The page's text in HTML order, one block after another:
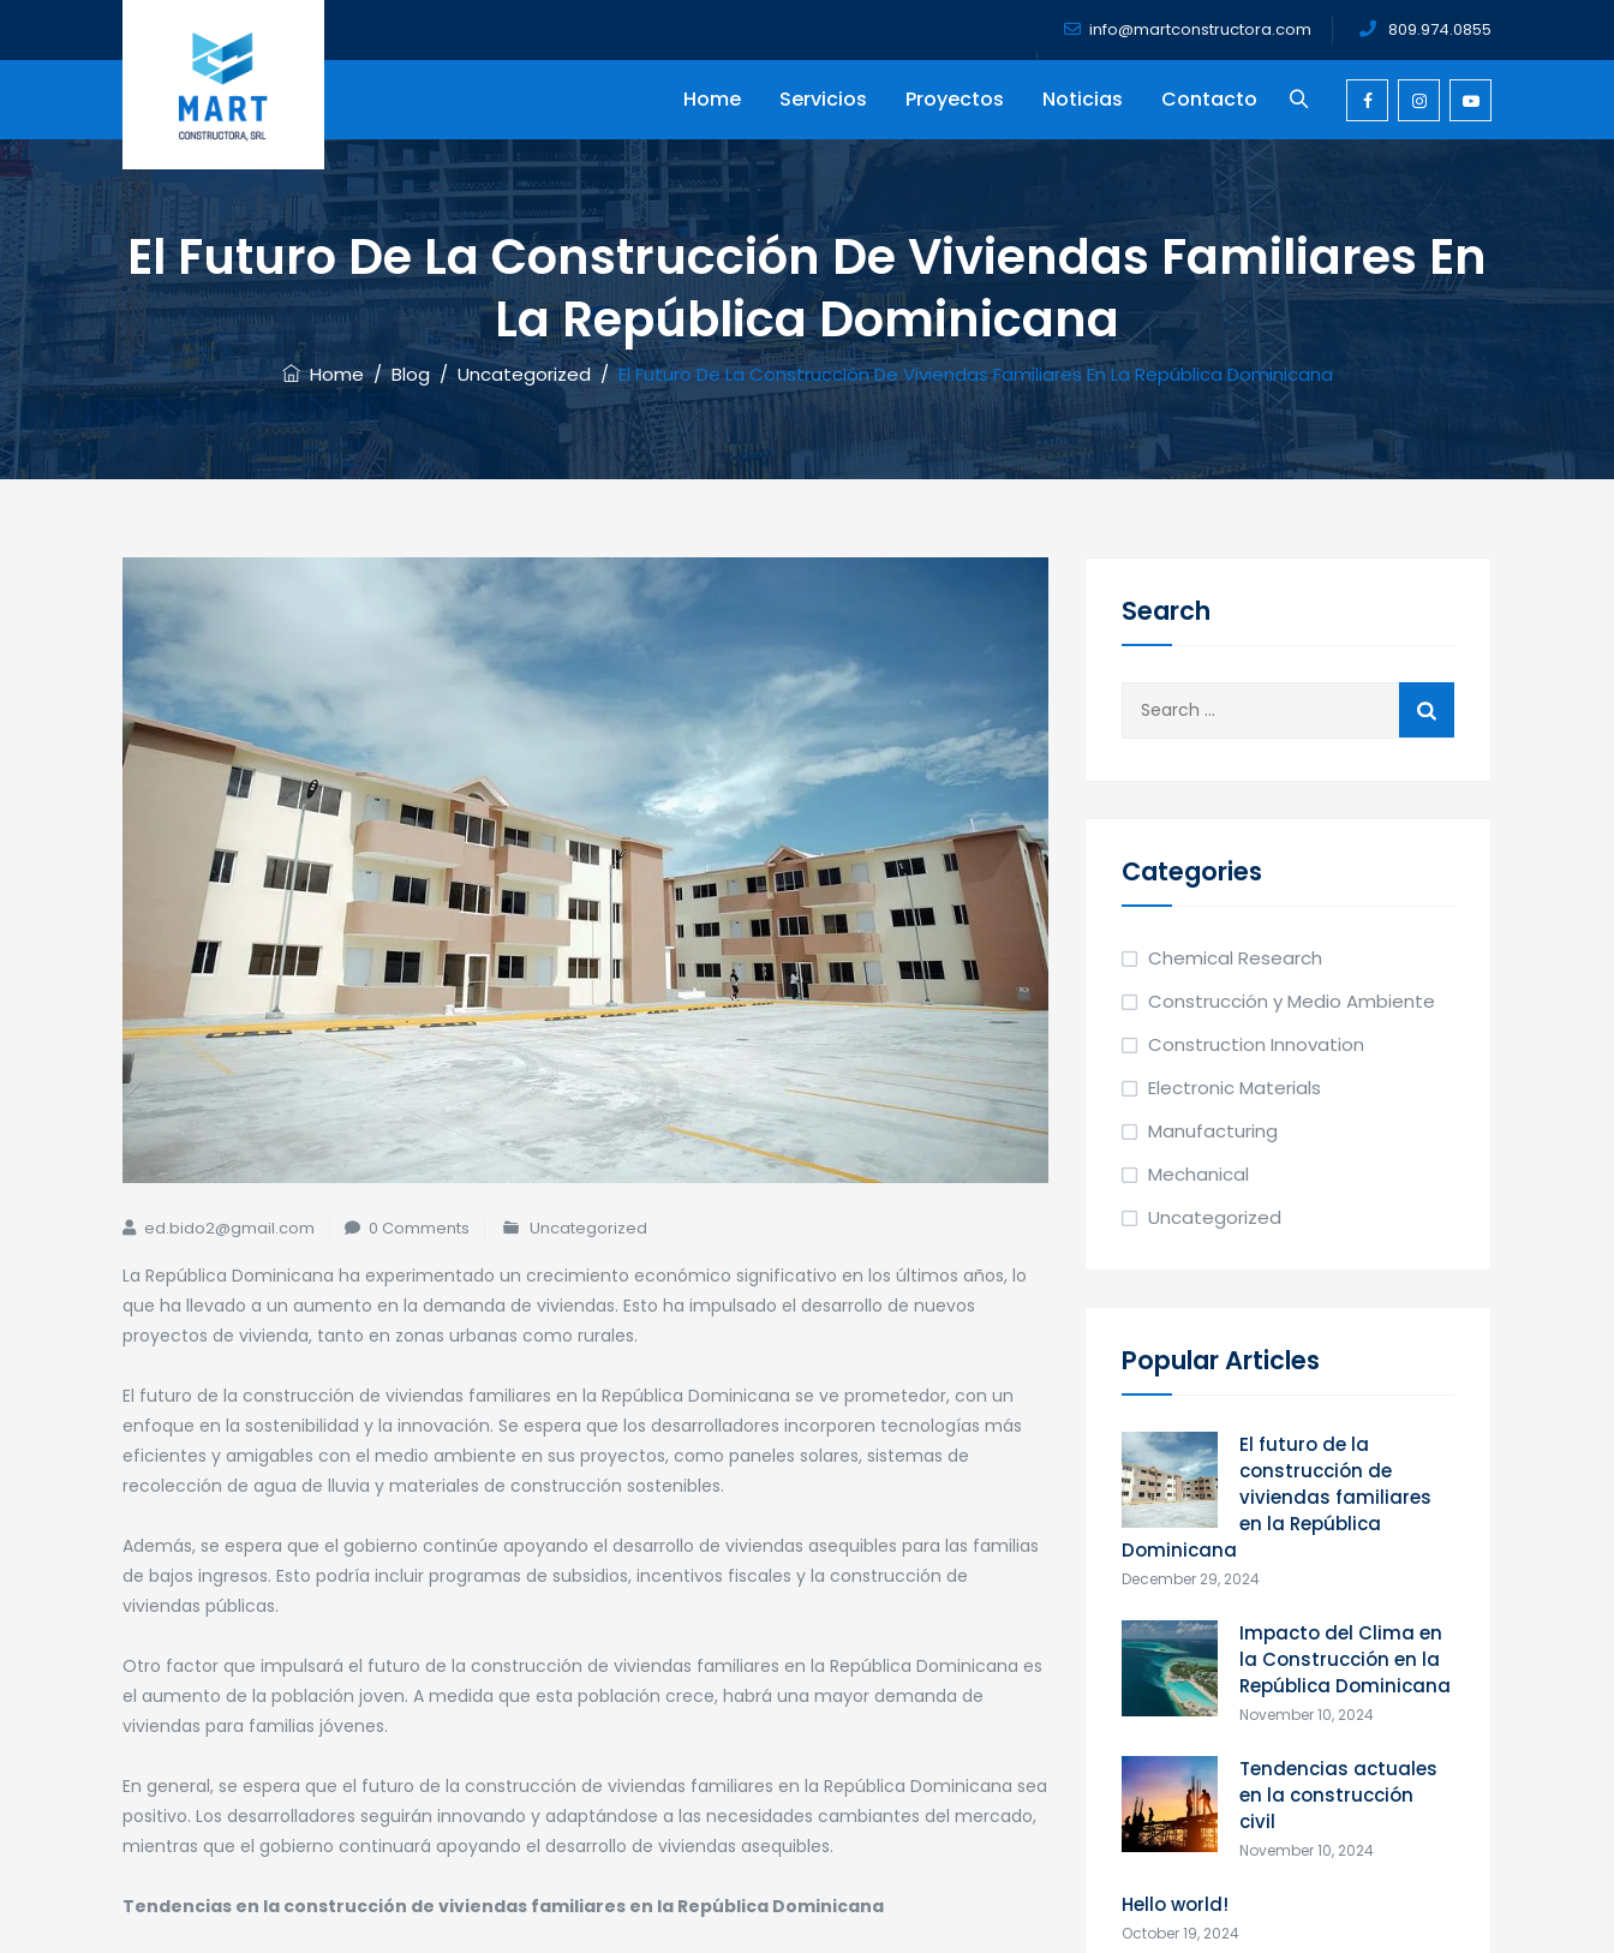
info@martconstructora.com 809.974.0855
Home Servicios Proyectos Noticias Contacto
El Futuro De La Construcción De Viviendas Familiares En
La República Dominicana
Home/Blog/ Uncategorized/El Futuro De La Construcción De Viviendas Familiares En La República Dominicana
ed.bido2@gmail.com 0 Comments Uncategorized
La República Dominicana ha experimentado un crecimiento económico significativo en los últimos años, lo
que ha llevado a un aumento en la demanda de viviendas. Esto ha impulsado el desarrollo de nuevos
proyectos de vivienda, tanto en zonas urbanas como rurales.
El futuro de la construcción de viviendas familiares en la República Dominicana se ve prometedor, con un
enfoque en la sostenibilidad y la innovación. Se espera que los desarrolladores incorporen tecnologías más
eficientes y amigables con el medio ambiente en sus proyectos, como paneles solares, sistemas de
recolección de agua de lluvia y materiales de construcción sostenibles.
Además, se espera que el gobierno continúe apoyando el desarrollo de viviendas asequibles para las familias
de bajos ingresos. Esto podría incluir programas de subsidios, incentivos fiscales y la construcción de
viviendas públicas.
Otro factor que impulsará el futuro de la construcción de viviendas familiares en la República Dominicana es
el aumento de la población joven. A medida que esta población crece, habrá una mayor demanda de
viviendas para familias jóvenes.
En general, se espera que el futuro de la construcción de viviendas familiares en la República Dominicana sea
positivo. Los desarrolladores seguirán innovando y adaptándose a las necesidades cambiantes del mercado,
mientras que el gobierno continuará apoyando el desarrollo de viviendas asequibles.
Tendencias en la construcción de viviendas familiares en la República Dominicana
Search
Categories
Chemical Research
Construcción y Medio Ambiente
Construction Innovation
Electronic Materials
Manufacturing
Mechanical
Uncategorized
Popular Articles
El futuro de la
construcción de
viviendas familiares
en la República
Dominicana
December 29, 2024
Impacto del Clima en
la Construcción en la
República Dominicana
November 10, 2024
Tendencias actuales
en la construcción
civil
November 10, 2024
Hello world!
October 19, 2024